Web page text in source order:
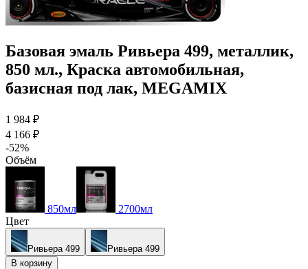
Базовая эмаль Ривьера 499, металлик,
850 мл., Краска автомобильная,
базисная под лак, MEGAMIX
1 984 ₽
4 166 ₽
-52%
Объём
850мл
2700мл
Цвет
Ривьера 499
Ривьера 499
В корзину